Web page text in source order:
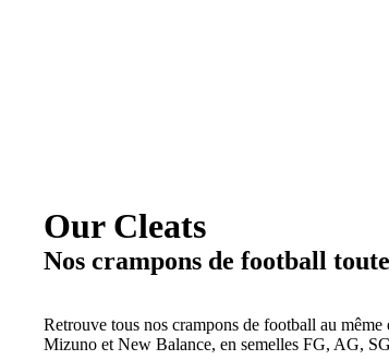
Our Cleats
Nos crampons de football
Retrouve tous nos crampons de football au
Mizuno et New Balance, en semelles FG, AG,